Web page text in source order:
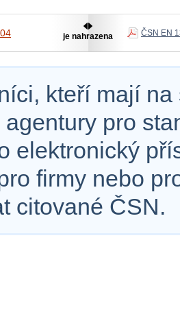
je nahrazena ČSN EN
kteří mají
agentury pro
elektronický
firmy nebo
citované ČSN.